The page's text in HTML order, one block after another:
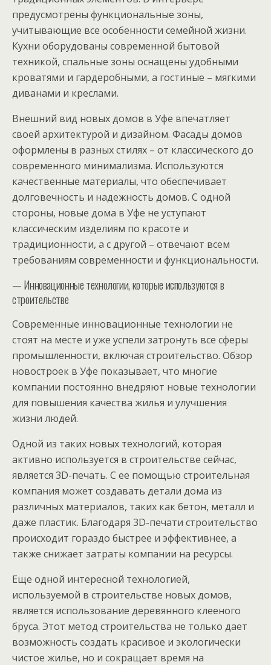
предусмотрены функциональные зоны,
учитывающие все особенности семейной жизни.
Кухни оборудованы современной бытовой
техникой, спальные зоны оснащены удобными
кроватями и гардеробными, а гостиные – мягкими
диванами и креслами.
Внешний вид новых домов в Уфе впечатляет
своей архитектурой и дизайном. Фасады домов
оформлены в разных стилях – от классического до
современного минимализма. Используются
качественные материалы, что обеспечивает
долговечность и надежность домов. С одной
стороны, новые дома в Уфе не уступают
классическим изделиям по красоте и
традиционности, а с другой – отвечают всем
требованиям современности и функциональности.
— Инновационные технологии, которые используются в
строительстве
Современные инновационные технологии не
стоят на месте и уже успели затронуть все сферы
промышленности, включая строительство. Обзор
новостроек в Уфе показывает, что многие
компании постоянно внедряют новые технологии
для повышения качества жилья и улучшения
жизни людей.
Одной из таких новых технологий, которая
активно используется в строительстве сейчас,
является 3D-печать. С ее помощью строительная
компания может создавать детали дома из
различных материалов, таких как бетон, металл и
даже пластик. Благодаря 3D-печати строительство
происходит гораздо быстрее и эффективнее, а
также снижает затраты компании на ресурсы.
Еще одной интересной технологией,
используемой в строительстве новых домов,
является использование деревянного клееного
бруса. Этот метод строительства не только дает
возможность создать красивое и экологически
чистое жилье, но и сокращает время на